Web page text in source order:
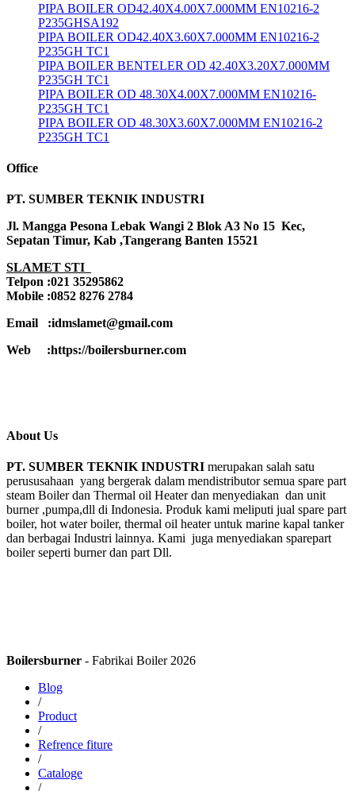
PIPA BOILER OD42.40X4.00X7.000MM EN10216-2
P235GHSA192
PIPA BOILER OD42.40X3.60X7.000MM EN10216-2
P235GH TC1
PIPA BOILER BENTELER OD 42.40X3.20X7.000MM
P235GH TC1
PIPA BOILER OD 48.30X4.00X7.000MM EN10216-
P235GH TC1
PIPA BOILER OD 48.30X3.60X7.000MM EN10216-2
P235GH TC1
Office
PT. SUMBER TEKNIK INDUSTRI
Jl. Mangga Pesona Lebak Wangi 2 Blok A3 No 15 Kec,
Sepatan Timur, Kab ,Tangerang Banten 15521
SLAMET STI
Telpon :021 35295862
Mobile :0852 8276 2784
Email :idmslamet@gmail.com
Web :https://boilersburner.com
About Us
PT. SUMBER TEKNIK INDUSTRI merupakan salah satu
perususahaan yang bergerak dalam mendistributor semua spare part
steam Boiler dan Thermal oil Heater dan menyediakan dan unit
burner ,pumpa,dll di Indonesia. Produk kami meliputi jual spare part
boiler, hot water boiler, thermal oil heater untuk marine kapal tanker
dan berbagai Industri lainnya. Kami juga menyediakan sparepart
boiler seperti burner dan part Dll.
Boilersburner - Fabrikai Boiler 2026
Blog
/
Product
/
Refrence fiture
/
Cataloge
/